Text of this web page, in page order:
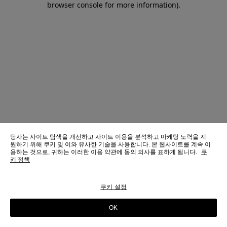
browser console for more information).
당사는 사이트 탐색을 개선하고 사이트 이용을 분석하고 마케팅 노력을 지
원하기 위해 쿠키 및 이와 유사한 기술을 사용합니다. 본 웹사이트를 계속 이
용하는 것으로, 귀하는 이러한 이용 약관에 동의 의사를 표하게 됩니다.
쿠
키 정책
쿠키 설정
OK